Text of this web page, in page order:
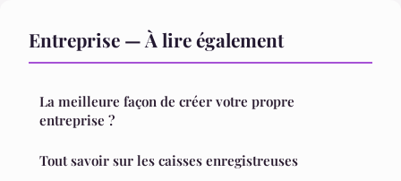
Entreprise — À lire également
La meilleure façon de créer votre propre
entreprise ?
Tout savoir sur les caisses enregistreuses